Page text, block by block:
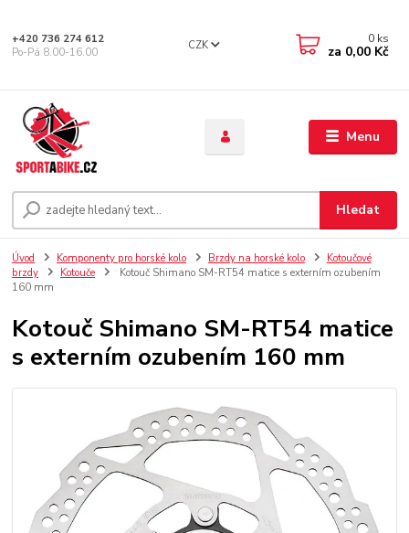
Menu
CZK
Hledat
+420 736 274 612
Po-Pá 8.00-16.00
0 ks
za 0,00 Kč
Úvod Komponenty pro horské kolo Brzdy na horské kolo
Kotoučové
brzdy
Kotouče
Kotouč Shimano SM-RT54 matice s externím ozubením
160 mm
Kotouč Shimano SM-RT54 matice
s externím ozubením 160 mm